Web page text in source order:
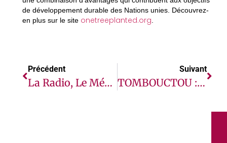
de développement durable des Nations unies. Découvrez-
en plus sur le site onetreeplanted.org.
Précédent
La Radio, Le Médium Universel Qui Ne Laisse Personne De Côté
Suivant
TOMBOUCTOU : LA GESTION DES MOUVEMENTS EXTERNES DES DÉTENUS AU CŒUR D’UN ATELIER